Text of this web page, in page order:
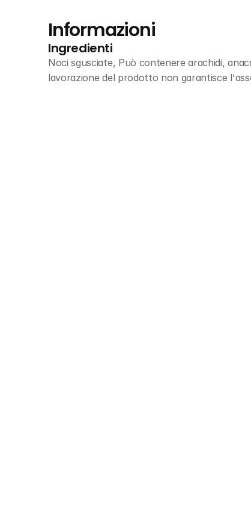
Informazioni
Ingredienti
Noci sgusciate, Può contenere arachidi,
lavorazione del prodotto non garantisce